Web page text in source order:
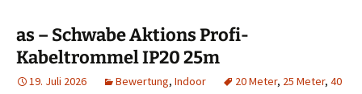
as – Schwabe Aktions Profi-
Kabeltrommel IP20 25m
19. Juli 2026 Bewertung, Indoor 20 Meter, 25 Meter, 40